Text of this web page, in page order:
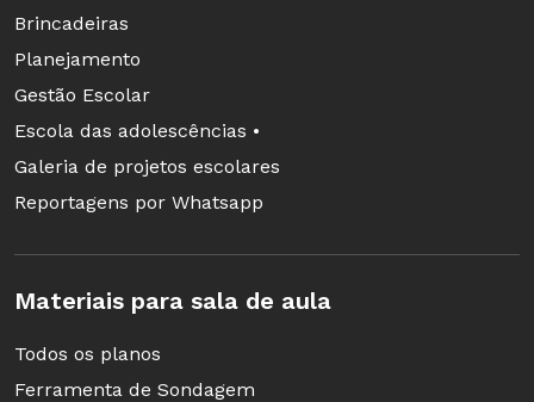
Brincadeiras
Planejamento
Gestão Escolar
Escola das adolescências •
Galeria de projetos escolares
Reportagens por Whatsapp
Materiais para sala de aula
Todos os planos
Ferramenta de Sondagem